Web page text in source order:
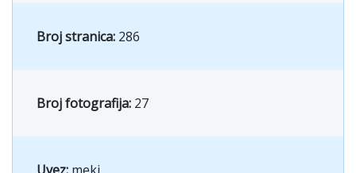
Broj stranica: 286
Broj fotografija: 27